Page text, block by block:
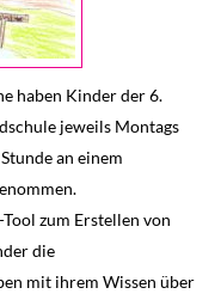
haben Kinder der 6.
jeweils Montags
an einem
zum Erstellen von
die
mit ihrem Wissen über